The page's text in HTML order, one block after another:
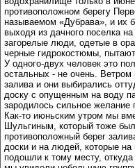
противоположном берегу
называемом «Дубрава», и их
выходя из дачного поселка
загорелые люди, одетые в
черные гидрокостюмы,
У одного-двух человек это
остальных - не очень.
залива и они выбирались
доску с опущенным на воду
зародилось сильное желание
Как-то июньским утром мы
Шульгиным, который тоже
противоположный берег
доски и на людей, которые
подошли к тому месту,